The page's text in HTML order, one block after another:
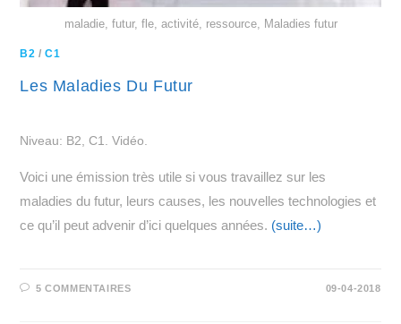
maladie, futur, fle, activité, ressource, Maladies futur
B2 /C1
Les Maladies Du Futur
Niveau: B2, C1. Vidéo.
Voici une émission très utile si vous travaillez sur les
maladies du futur, leurs causes, les nouvelles technologies et
ce qu’il peut advenir d’ici quelques années. (suite…)
5 COMMENTAIRES 09-04-2018